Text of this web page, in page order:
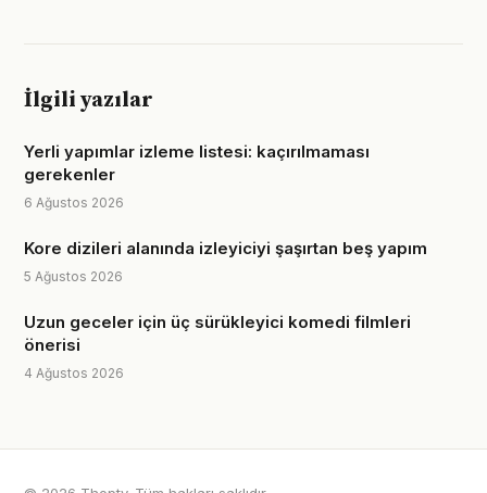
İlgili yazılar
Yerli yapımlar izleme listesi: kaçırılmaması
gerekenler
6 Ağustos 2026
Kore dizileri alanında izleyiciyi şaşırtan beş yapım
5 Ağustos 2026
Uzun geceler için üç sürükleyici komedi filmleri
önerisi
4 Ağustos 2026